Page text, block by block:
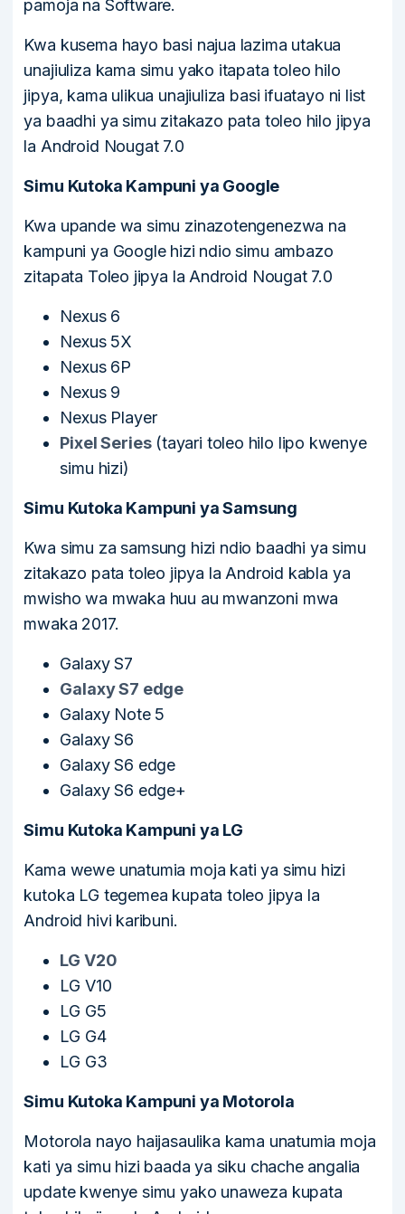
pamoja na Software.
Kwa kusema hayo basi najua lazima utakua
unajiuliza kama simu yako itapata toleo hilo
jipya, kama ulikua unajiuliza basi ifuatayo ni list
ya baadhi ya simu zitakazo pata toleo hilo jipya
la Android Nougat 7.0
Simu Kutoka Kampuni ya Google
Kwa upande wa simu zinazotengenezwa na
kampuni ya Google hizi ndio simu ambazo
zitapata Toleo jipya la Android Nougat 7.0
Nexus 6
Nexus 5X
Nexus 6P
Nexus 9
Nexus Player
Pixel Series(tayari toleo hilo lipo kwenye
simu hizi)
Simu Kutoka Kampuni ya Samsung
Kwa simu za samsung hizi ndio baadhi ya simu
zitakazo pata toleo jipya la Android kabla ya
mwisho wa mwaka huu au mwanzoni mwa
mwaka 2017.
Galaxy S7
Galaxy S7 edge
Galaxy Note 5
Galaxy S6
Galaxy S6 edge
Galaxy S6 edge+
Simu Kutoka Kampuni ya LG
Kama wewe unatumia moja kati ya simu hizi
kutoka LG tegemea kupata toleo jipya la
Android hivi karibuni.
LG V20
LG V10
LG G5
LG G4
LG G3
Simu Kutoka Kampuni ya Motorola
Motorola nayo haijasaulika kama unatumia moja
kati ya simu hizi baada ya siku chache angalia
update kwenye simu yako unaweza kupata